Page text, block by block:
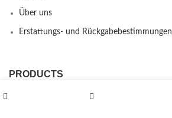
Über uns
Erstattungs- und Rückgabebestimmungen
PRODUCTS
L-Polaflux® 5 mg/ml